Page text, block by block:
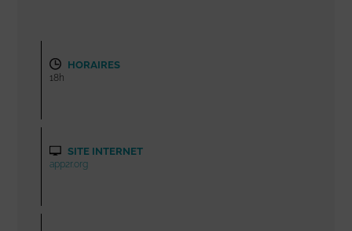
HORAIRES
18h
SITE INTERNET
app2r.org